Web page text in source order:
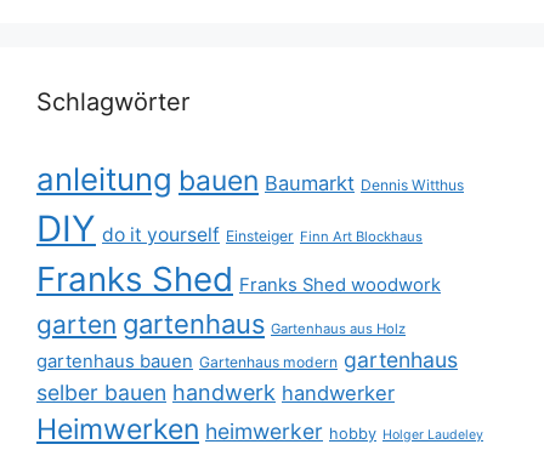
Schlagwörter
anleitung bauen Baumarkt Dennis Witthus
DIY do it yourself Einsteiger Finn Art Blockhaus
Franks Shed Franks Shed woodwork
garten gartenhaus Gartenhaus aus Holz
gartenhaus bauen Gartenhaus modern gartenhaus
selber bauen handwerk handwerker
Heimwerken heimwerker hobby Holger Laudeley